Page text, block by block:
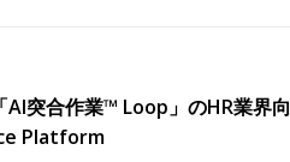
突合作業™ Loop」のHR業界
Platform